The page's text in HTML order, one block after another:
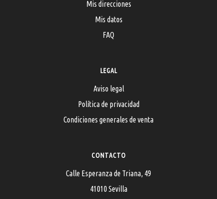
Mis direcciones
Mis datos
FAQ
LEGAL
Aviso legal
Política de privacidad
Condiciones generales de venta
CONTACTO
Calle Esperanza de Triana, 49
41010 Sevilla